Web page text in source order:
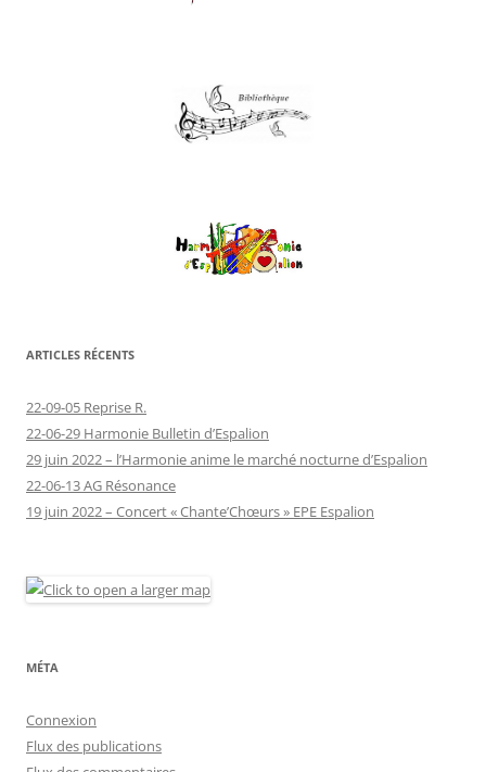
ARTICLES RÉCENTS
22-09-05 Reprise R.
22-06-29 Harmonie Bulletin d’Espalion
29 juin 2022 – l’Harmonie anime le marché nocturne d’Espalion
22-06-13 AG Résonance
19 juin 2022 – Concert « Chante’Chœurs » EPE Espalion
MÉTA
Connexion
Flux des publications